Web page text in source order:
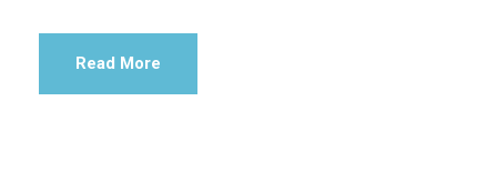
Read More